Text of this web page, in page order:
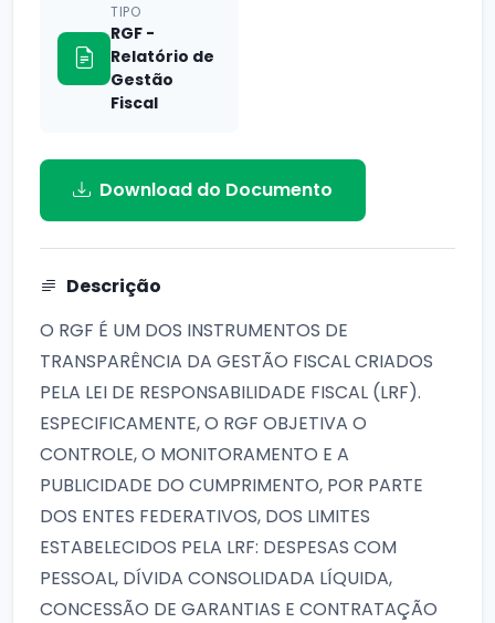
TIPO
RGF -
Relatório de
Gestão
Fiscal
Download do Documento
Descrição
O RGF É UM DOS INSTRUMENTOS DE
TRANSPARÊNCIA DA GESTÃO FISCAL CRIADOS
PELA LEI DE RESPONSABILIDADE FISCAL (LRF).
ESPECIFICAMENTE, O RGF OBJETIVA O
CONTROLE, O MONITORAMENTO E A
PUBLICIDADE DO CUMPRIMENTO, POR PARTE
DOS ENTES FEDERATIVOS, DOS LIMITES
ESTABELECIDOS PELA LRF: DESPESAS COM
PESSOAL, DÍVIDA CONSOLIDADA LÍQUIDA,
CONCESSÃO DE GARANTIAS E CONTRATAÇÃO